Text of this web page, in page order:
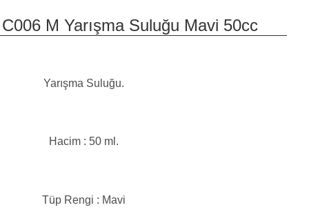
M Yarışma Suluğu Mavi 50cc
Yarışma Suluğu.
Hacim : 50 ml.
Tüp Rengi : Mavi